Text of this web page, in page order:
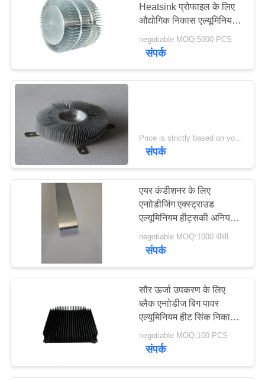
Heatsink प्रोफाइल के लिए
औद्योगिक निकास एल्यूमिनियम
Heatsink
negotiable MOQ:5000 PCS
संपर्क
Price is strictly based on your design and required quantity MOQ:1000pcs
संपर्क
एयर कंडीशनर के लिए
एनाोडीजिंग एक्स्ट्राउड
एल्यूमिनियम हीट्सकी अनियमित
आकार
negotiable MOQ:1000 पीसी
संपर्क
सौर ऊर्जा उपकरण के लिए
ब्लैक एनाोडीज बिग पावर
एल्यूमिनियम हीट सिंक निकाला
negotiable MOQ:100 PCS
संपर्क